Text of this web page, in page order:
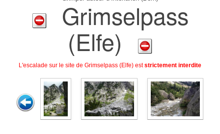
Grimselpass
(Elfe)
L'escalade sur le site de Grimselpass (Elfe) eststrictement interdite